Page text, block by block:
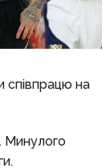
на
Минулого